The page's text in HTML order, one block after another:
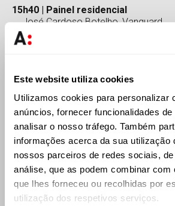
Este website utiliza cookies
Utilizamos cookies para personalizar
anúncios, fornecer funcionalidades
analisar o nosso tráfego. Também
informações acerca da sua utilização
nossos parceiros de redes sociais,
análise, que as podem combinar com
que lhes forneceu ou recolhidas por
utilização dos respetivos serviços.
15h40 | Painel residencial
José Cardoso Botelho, Vanguard
Miguel Poisson, Sothebys
Rui Morato, Porta da Frente Christie’s
(moderador:Tiago Mendonça de
Advogados)
16h55 | Key-note speaker
| Helena
LUXULTING
17h10 | Painel retalho
Frédéric Blanchon, Amorim Luxury
Carlos Récio, CBRE
André Caiado, Contacto Atlântico
(moderadora:Patrícia Viana, Abreu